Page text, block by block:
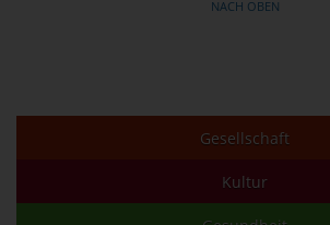
NACH OBEN
Gesellschaft
Kultur